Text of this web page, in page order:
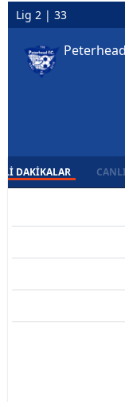
Lig 2 | 33
Peterhead
DAKIKALAR